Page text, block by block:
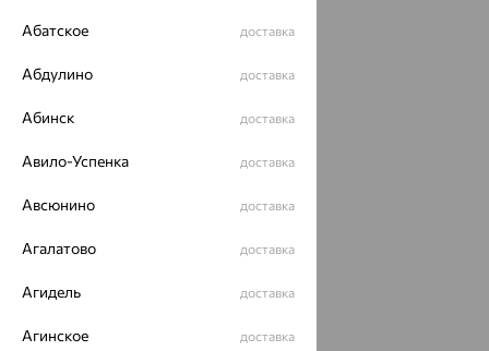
Абатское доставка
Абдулино доставка
Абинск доставка
Авило-Успенка доставка
Авсюнино доставка
Агалатово доставка
Агидель доставка
Агинское доставка